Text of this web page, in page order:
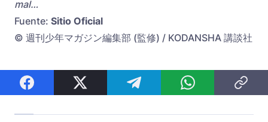
mal…
Fuente: Sitio Oficial
© 週刊少年マガジン編集部 (監修) / KODANSHA 講談社